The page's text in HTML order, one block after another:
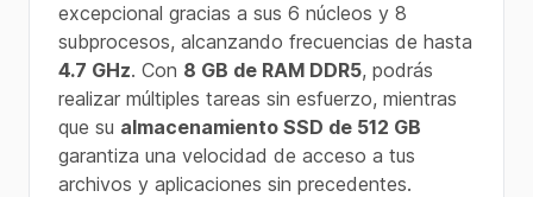
excepcional gracias a sus 6 núcleos y 8
subprocesos, alcanzando frecuencias de hasta
4.7 GHz. Con 8 GB de RAM DDR5, podrás
realizar múltiples tareas sin esfuerzo, mientras
que su almacenamiento SSD de 512 GB
garantiza una velocidad de acceso a tus
archivos y aplicaciones sin precedentes.